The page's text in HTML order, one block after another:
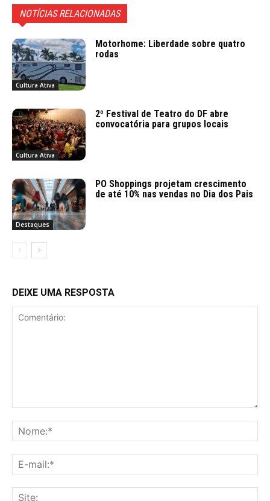
NOTÍCIAS RELACIONADAS
Cultura Ativa
Motorhome: Liberdade sobre quatro
rodas
Cultura Ativa
2º Festival de Teatro do DF abre
convocatória para grupos locais
Destaques
PO Shoppings projetam crescimento
de até 10% nas vendas no Dia dos Pais
DEIXE UMA RESPOSTA